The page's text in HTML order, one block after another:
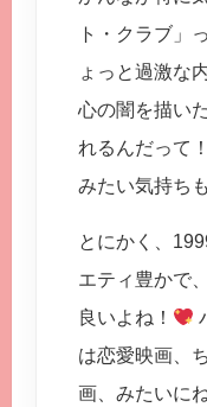
ト・クラブ」
ょっと過激な
心の闇を描い
れるんだって！
みたい気持ち
とにかく、
エティ豊かで
良いよね！
は恋愛映画、
画、みたいにね